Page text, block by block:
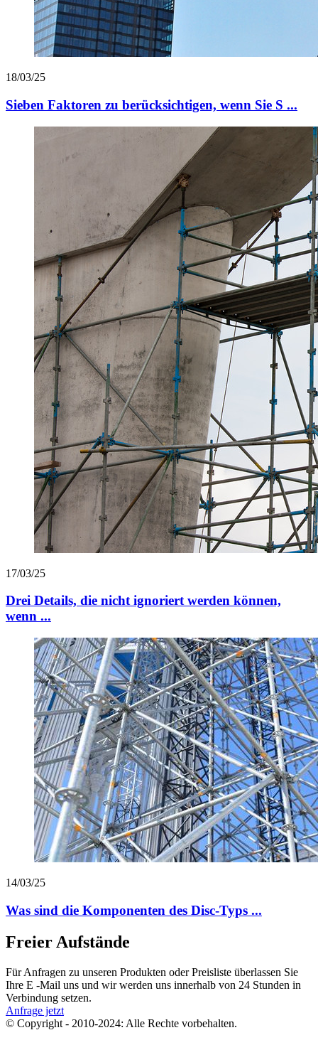
18/03/25
Sieben Faktoren zu berücksichtigen, wenn Sie S ...
17/03/25
Drei Details, die nicht ignoriert werden können,
wenn ...
14/03/25
Was sind die Komponenten des Disc-Typs ...
Freier Aufstände
Für Anfragen zu unseren Produkten oder Preisliste überlassen Sie
Ihre E -Mail uns und wir werden uns innerhalb von 24 Stunden in
Verbindung setzen.
Anfrage jetzt
© Copyright - 2010-2024: Alle Rechte vorbehalten.